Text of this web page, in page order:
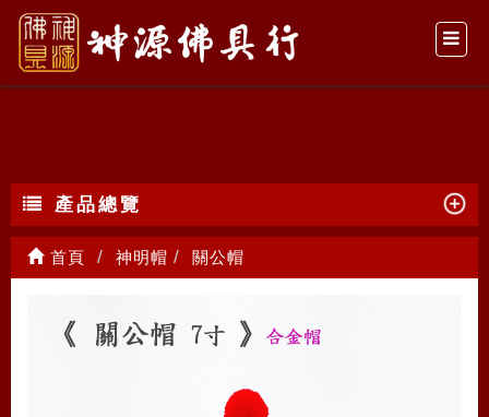
關公帽
產品總覽
首頁 神明帽 關公帽